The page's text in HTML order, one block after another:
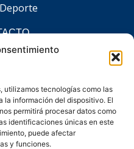
utilizamos tecnologías como las
la información del dispositivo. El
permitirá procesar datos como
identificaciones únicas en este
puede afectar
y funciones.
el ámbito nacional
E
n
v
e
l
o
W
h
a
t
s